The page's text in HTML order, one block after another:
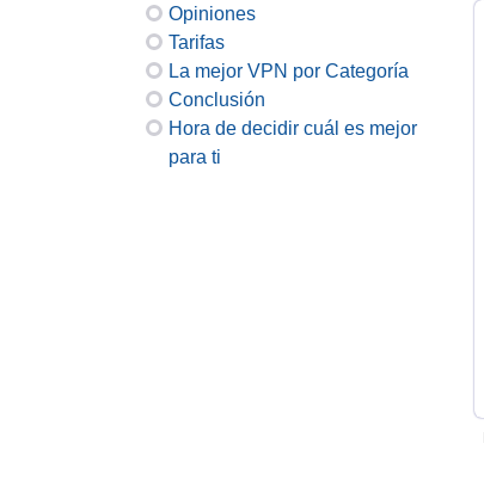
Opiniones
Tarifas
La mejor VPN por Categoría
Conclusión
Hora de decidir cuál es mejor
para ti